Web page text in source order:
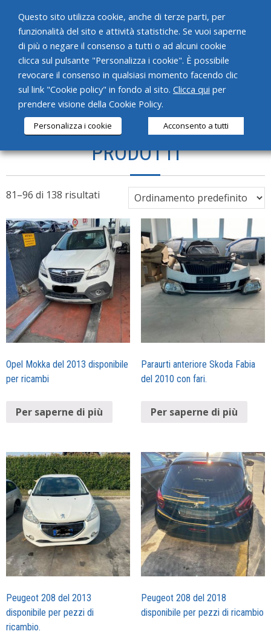
HOME
CHI SIAMO
SERVIZI
NEWS
CONTATTI
PRODOTTI
81–96 di 138 risultati
Opel Mokka del 2013 disponibile
per ricambi
Per saperne di più
Paraurti anteriore Skoda Fabia
del 2010 con fari.
Per saperne di più
Peugeot 208 del 2013
disponibile per pezzi di
ricambio.
Peugeot 208 del 2018
disponibile per pezzi di ricambio
Questo sito utilizza cookie, anche di terze parti, per
funzionalità del sito e attività statistiche. Se vuoi saperne
di più o negare il consenso a tutti o ad alcuni cookie
clicca sul pulsante "Personalizza i cookie". È possibile
revocare il consenso in qualsiasi momento facendo clic
sul link "Cookie policy" in fondo al sito. Clicca qui per
prendere visione della Cookie Policy.
Personalizza i cookie Acconsento a tutti